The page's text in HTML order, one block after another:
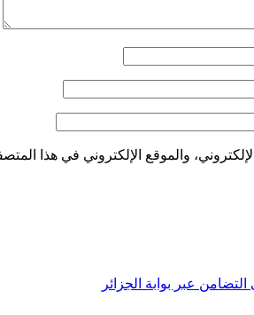
والموقع الإلكتروني في هذا
التضامن عبر بوابة الجزائر